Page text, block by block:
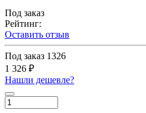
Под заказ
Рейтинг:
Оставить отзыв
Под заказ 1326
1 326 ₽
Нашли дешевле?